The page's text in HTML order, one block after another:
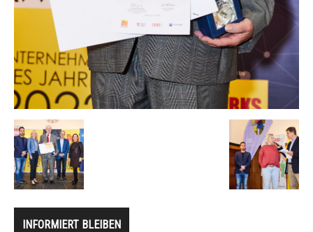
INFORMIERT BLEIBEN